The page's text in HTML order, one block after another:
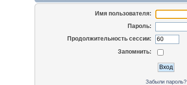
Имя пользователя:
Пароль:
Продолжительность сессии:
Запомнить:
Забыли пароль?